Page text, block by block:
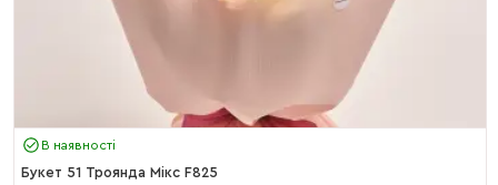
В наявності
Букет 51 Троянда Мікс F825